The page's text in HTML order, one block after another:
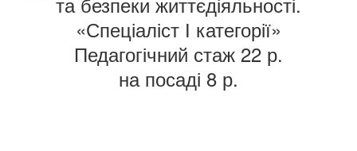
«Спеціаліст І категорії»
Педагогічний стаж 22 р.
на посаді 8 р.